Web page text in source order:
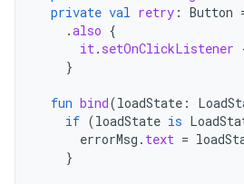
private val retry : Button
.also {
it. setOnClickListener
}
fun bind(loadState :
if (loadState is
errorMsg . text =
}